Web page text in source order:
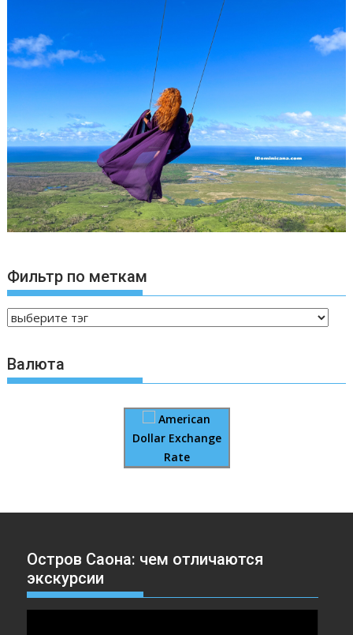
Фильтр по меткам
Валюта
American
Dollar Exchange
Rate
Остров Саона: чем отличаются
экскурсии